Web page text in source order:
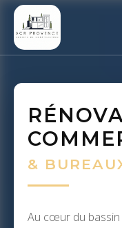
&
Au cœur du bassin